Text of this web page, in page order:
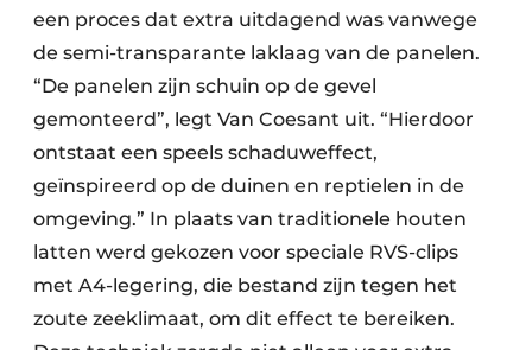
een proces dat extra uitdagend was vanwege
de semi-transparante laklaag van de panelen.
“De panelen zijn schuin op de gevel
gemonteerd”, legt Van Coesant uit. “Hierdoor
ontstaat een speels schaduweffect,
geïnspireerd op de duinen en reptielen in de
omgeving.” In plaats van traditionele houten
latten werd gekozen voor speciale RVS-clips
met A4-legering, die bestand zijn tegen het
zoute zeeklimaat, om dit effect te bereiken.